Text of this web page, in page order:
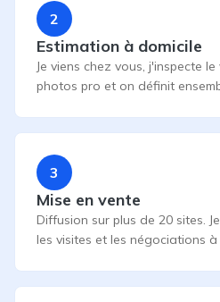
2
Estimation à domicile
Je viens chez vous, j'inspecte
photos pro et on définit
3
Mise en vente
Diffusion sur plus de 20 sites.
les visites et les négociations